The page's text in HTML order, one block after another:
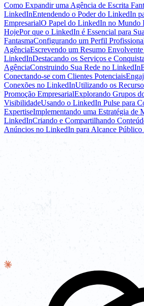
Como Expandir uma Agência de Escrita
LinkedInEntendendo o Poder do LinkedIn
EmpresarialO Papel do LinkedIn no Mundo
HojePor que o LinkedIn é Essencial para
FantasmaConfigurando um Perfil
AgênciaEscrevendo um Resumo
LinkedInDestacando os Serviços e
AgênciaConstruindo Sua Rede no LinkedIn
Conectando-se com Clientes Potenciais
Conexões no LinkedInUtilizando os
Promoção EmpresarialExplorando Grupos
VisibilidadeUsando o LinkedIn Pulse para
ExpertiseImplementando uma Estratégia de
LinkedInCriando e Compartilhando
Anúncios no LinkedIn para Alcance